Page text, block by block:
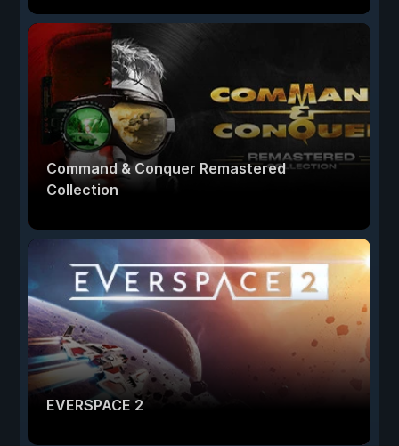
Command & Conquer Remastered
Collection
EVERSPACE 2